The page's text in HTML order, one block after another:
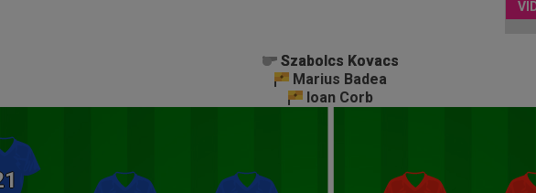
Szabolcs Kovacs
Szabolcs Kovacs
Marius Badea
Ioan Corb